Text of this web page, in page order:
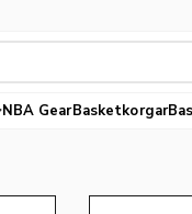
NBA GearBasketkorgar